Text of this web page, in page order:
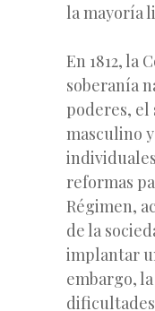
la mayoría
En 1812, la
soberanía
poderes,
masculino
reformas
Régimen,
de la
implantar
embargo,